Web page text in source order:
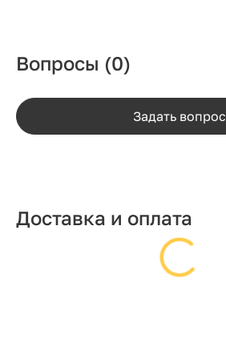
Вопросы (0)
Задать вопрос
Доставка и оплата